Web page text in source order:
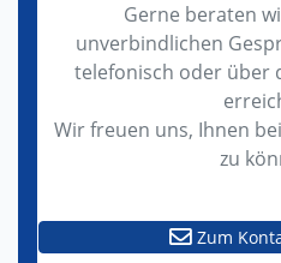
Gerne beraten
unverbindlichen
telefonisch oder über
Wir freuen uns, Ihnen
zu
Zum